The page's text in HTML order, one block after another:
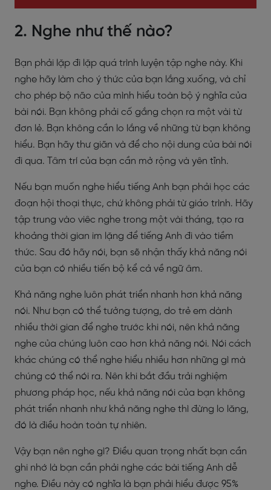
2. Nghe như thế nào?
Bạn phải lặp đi lặp quá trình luyện tập nghe này. Khi
nghe hãy làm cho ý thức của bạn lắng xuống, và chỉ
cho phép bộ não của mình hiểu toàn bộ ý nghĩa của
bài nói. Bạn không phải cố gắng chọn ra một vài từ
đơn lẻ. Bạn không cần lo lắng về những từ bạn không
hiểu. Bạn hãy thư giãn và để cho nội dung của bài nói
đi qua. Tâm trí của bạn cần mở rộng và yên tĩnh.
Nếu bạn muốn nghe hiểu tiếng Anh bạn phải học các
đoạn hội thoại thực, chứ không phải từ giáo trình. Hãy
tập trung vào viêc nghe trong một vài tháng, tạo ra
khoảng thời gian im lặng để tiếng Anh đi vào tiềm
thức. Sau đó hãy nói, bạn sẽ nhận thấy khả năng nói
của bạn có nhiều tiến bộ kể cả về ngữ âm.
Khả năng nghe luôn phát triển nhanh hơn khả năng
nói. Như bạn có thể tưởng tượng, do trẻ em dành
nhiều thời gian để nghe trước khi nói, nên khả năng
nghe của chúng luôn cao hơn khả năng nói. Nói cách
khác chúng có thể nghe hiểu nhiều hơn những gì mà
chúng có thể nói ra. Nên khi bắt đầu trải nghiệm
phương pháp học, nếu khả năng nói của bạn không
phát triển nhanh như khả năng nghe thì đừng lo lăng,
đó là điều hoàn toàn tự nhiên.
Vậy bạn nên nghe gì? Điều quan trọng nhất bạn cần
ghi nhớ là bạn cần phải nghe các bài tiếng Anh dễ
nghe. Điều này có nghĩa là bạn phải hiểu được 95%